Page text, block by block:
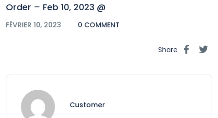
Order – Feb 10, 2023 @
FÉVRIER 10, 2023 0 COMMENT
Share
Customer